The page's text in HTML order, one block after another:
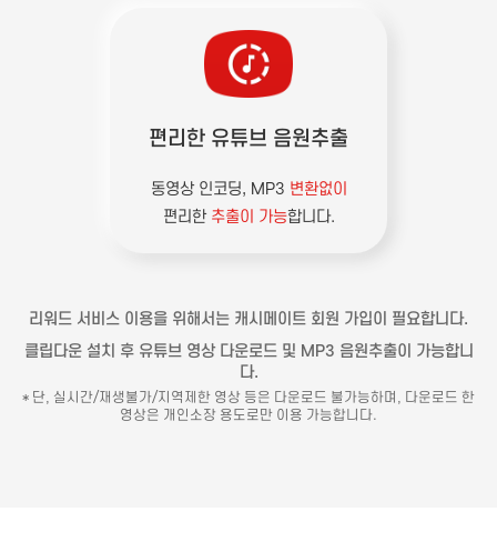
편리한 유튜브 음원추출
동영상 인코딩, MP3 변환없이
편리한 추출이 가능합니다.
리워드 서비스 이용을 위해서는 캐시메이트 회원 가입이 필요합니다.
클립다운 설치 후 유튜브 영상 다운로드 및 MP3 음원추출이 가능합니
다.
* 단, 실시간/재생불가/지역제한 영상 등은 다운로드 불가능하며, 다운로드 한
영상은 개인소장 용도로만 이용 가능합니다.